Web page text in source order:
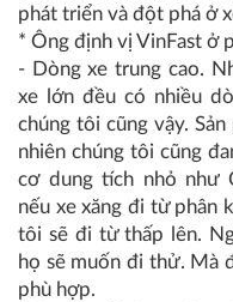
phát triển và đột phá ở
* Ông định vị VinFast ở
- Dòng xe trung cao.
xe lớn đều có nhiều
chúng tôi cũng vậy.
nhiên chúng tôi cũng
cơ dung tích nhỏ như
nếu xe xăng đi từ phân
tôi sẽ đi từ thấp lên.
họ sẽ muốn đi thử. Mà
phù hợp.